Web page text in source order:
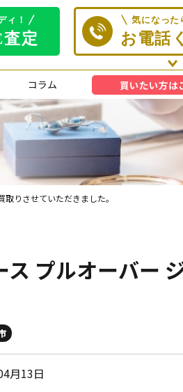
コラム 買いたい方は
りさせていただきました。
プルオーバー
月13日